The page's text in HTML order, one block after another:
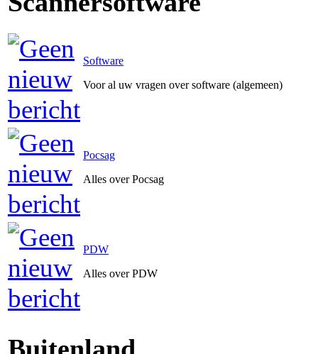
Software
Voor al uw vragen over software (algemeen)
Pocsag
Alles over Pocsag
PDW
Alles over PDW
Buitenland